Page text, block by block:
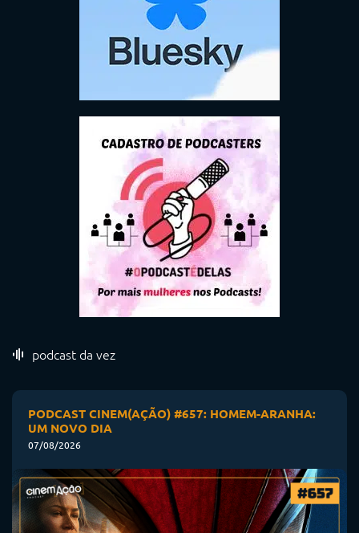
podcast da vez
PODCAST CINEM(AÇÃO) #657: HOMEM-ARANHA:
UM NOVO DIA
07/08/2026